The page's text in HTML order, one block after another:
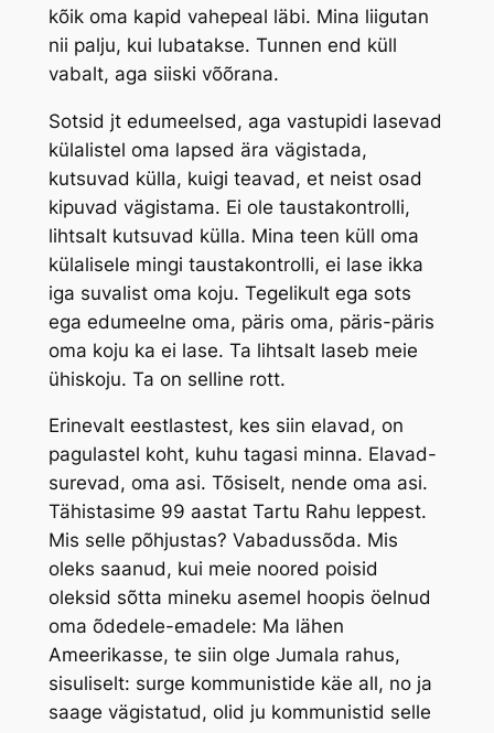
kõik oma kapid vahepeal läbi. Mina liigutan
nii palju, kui lubatakse. Tunnen end küll
vabalt, aga siiski võõrana.
Sotsid jt edumeelsed, aga vastupidi lasevad
külalistel oma lapsed ära vägistada,
kutsuvad külla, kuigi teavad, et neist osad
kipuvad vägistama. Ei ole taustakontrolli,
lihtsalt kutsuvad külla. Mina teen küll oma
külalisele mingi taustakontrolli, ei lase ikka
iga suvalist oma koju. Tegelikult ega sots
ega edumeelne oma, päris oma, päris-päris
oma koju ka ei lase. Ta lihtsalt laseb meie
ühiskoju. Ta on selline rott.
Erinevalt eestlastest, kes siin elavad, on
pagulastel koht, kuhu tagasi minna. Elavad-
surevad, oma asi. Tõsiselt, nende oma asi.
Tähistasime 99 aastat Tartu Rahu leppest.
Mis selle põhjustas? Vabadussõda. Mis
oleks saanud, kui meie noored poisid
oleksid sõtta mineku asemel hoopis öelnud
oma õdedele-emadele: Ma lähen
Ameerikasse, te siin olge Jumala rahus,
sisuliselt: surge kommunistide käe all, no ja
saage vägistatud, olid ju kommunistid selle